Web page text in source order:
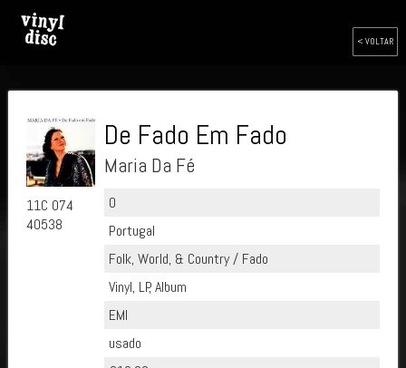
< VOLTAR
11C 074
40538
De Fado Em Fado
Maria Da Fé
0
Portugal
Folk, World, & Country / Fado
Vinyl, LP, Album
EMI
usado